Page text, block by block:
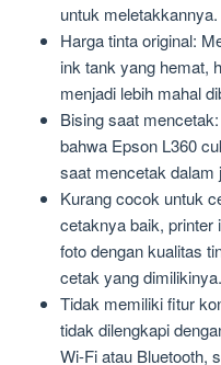
untuk meletakkannya.
Harga tinta original:
ink tank yang hemat,
menjadi lebih mahal
Bising saat
bahwa Epson L360
saat mencetak dalam
Kurang cocok untuk
cetaknya baik, printer
foto dengan kualitas
cetak yang dimilikinya.
Tidak memiliki fitur
tidak dilengkapi
Wi-Fi atau Bluetooth,